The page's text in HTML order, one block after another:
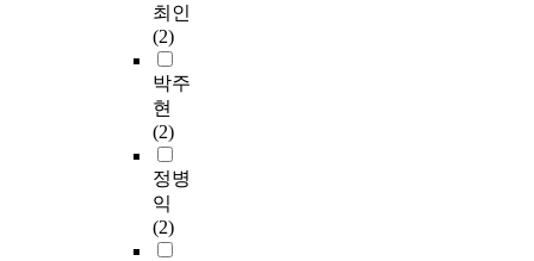
최인
(2)
박주
현
(2)
정병
익
(2)